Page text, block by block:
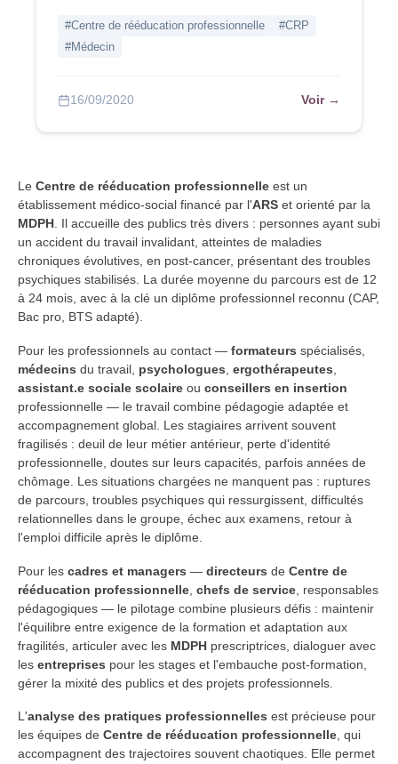
#Centre de rééducation professionnelle
#CRP
#Médecin
16/09/2020 Voir →
Le Centre de rééducation professionnelle est un
établissement médico-social financé par l'ARS et orienté par la
MDPH . Il accueille des publics très divers : personnes ayant subi
un accident du travail invalidant, atteintes de maladies
chroniques évolutives, en post-cancer, présentant des troubles
psychiques stabilisés. La durée moyenne du parcours est de 12
à 24 mois, avec à la clé un diplôme professionnel reconnu (CAP,
Bac pro, BTS adapté).
Pour les professionnels au contact — formateurs spécialisés,
médecins du travail, psychologues ergothérapeutes
assistant.e sociale scolaire ou conseillers en insertion
professionnelle — le travail combine pédagogie adaptée et
accompagnement global. Les stagiaires arrivent souvent
fragilisés : deuil de leur métier antérieur, perte d'identité
professionnelle, doutes sur leurs capacités, parfois années de
chômage. Les situations chargées ne manquent pas : ruptures
de parcours, troubles psychiques qui ressurgissent, difficultés
relationnelles dans le groupe, échec aux examens, retour à
l'emploi difficile après le diplôme.
Pour les cadres et managers — directeurs de Centre de
rééducation professionnelle chefs de service , responsables
pédagogiques — le pilotage combine plusieurs défis : maintenir
l'équilibre entre exigence de la formation et adaptation aux
fragilités, articuler avec les MDPH prescriptrices, dialoguer avec
les entreprises pour les stages et l'embauche post-formation,
gérer la mixité des publics et des projets professionnels.
L'analyse des pratiques professionnelles est précieuse pour
les équipes de Centre de rééducation professionnelle, qui
accompagnent des trajectoires souvent chaotiques. Elle permet